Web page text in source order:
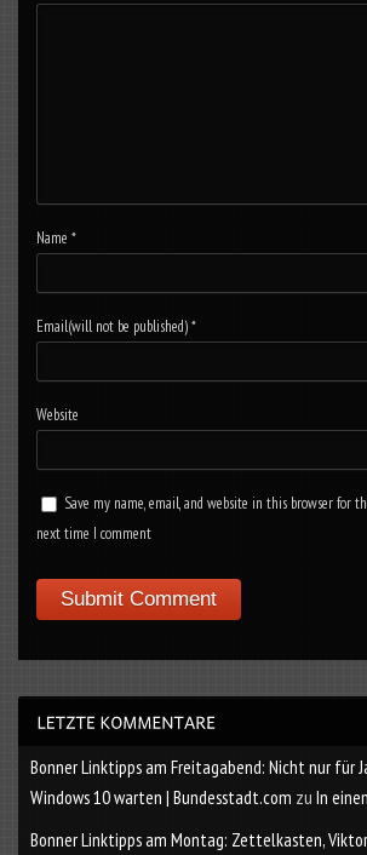
Name*
Email(will not be published)*
Website
Save my name, email, and website in this browser for
next time I comment
Bonner Linktipps am Freitagabend: Nicht nur für
Windows 10 warten | Bundesstadt.com zu In
Bonner Linktipps am Montag: Zettelkasten,